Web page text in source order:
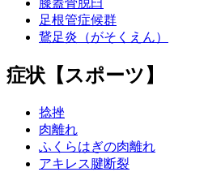
膝蓋骨脱臼
足根管症候群
鵞足炎（がそくえん）
症状【スポーツ】
捻挫
肉離れ
ふくらはぎの肉離れ
アキレス腱断裂